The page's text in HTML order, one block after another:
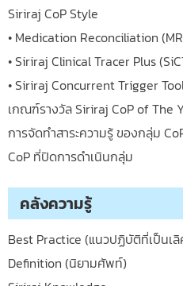
Siriraj CoP Style
• Medication Reconciliation
• Siriraj Clinical Tracer Plus
• Siriraj Concurrent Trigger
เกณฑ์รางวัล Siriraj CoP of The
การจัดทำสาระความรู้ ของกลุ่ม
CoP ที่ปิดการดำเนินกลุ่ม
คลังความรู้
Best Practice (แนวปฏิบัติที่เป็นเ
Definition (นิยามศัพท์)